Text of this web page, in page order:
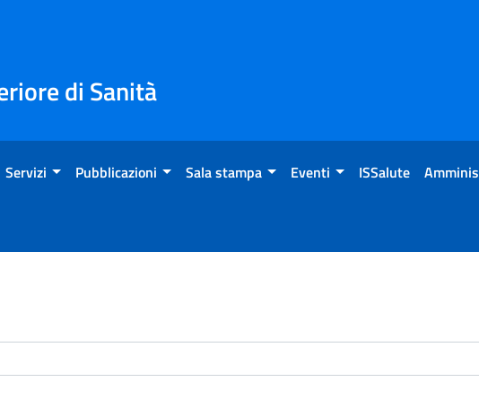
di Sanità
Servizi Pubblicazioni Sala stampa Eventi ISSalute
Eventi